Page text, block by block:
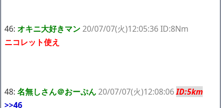
46: オキニ大好きマン20/07/07(火)12:05:36 ID:8Nm
ニコレット使え
48: 名無しさん＠おーぷん20/07/07(火)12:08:06ID:5km
>>46